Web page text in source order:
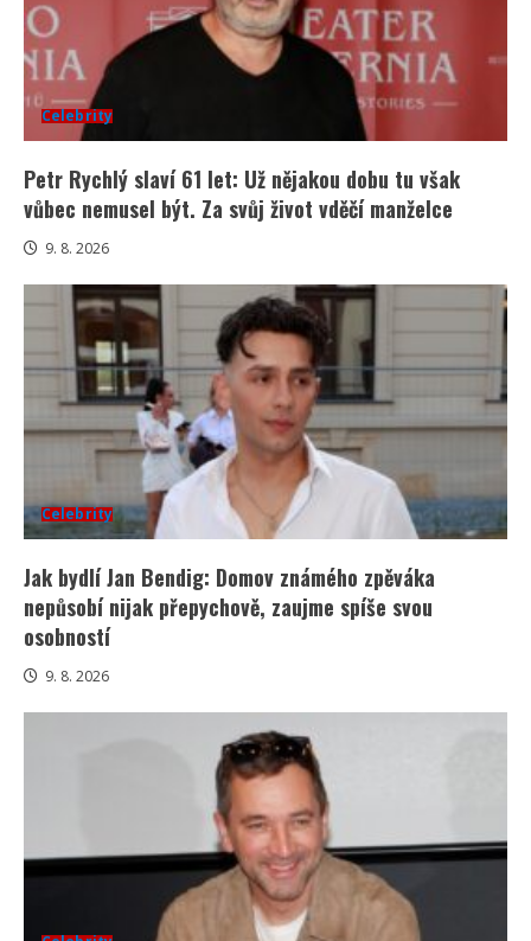
Celebrity
Petr Rychlý slaví 61 let: Už nějakou dobu tu však
vůbec nemusel být. Za svůj život vděčí manželce
9. 8. 2026
Celebrity
Jak bydlí Jan Bendig: Domov známého zpěváka
nepůsobí nijak přepychově, zaujme spíše svou
osobností
9. 8. 2026